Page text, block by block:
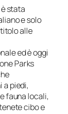
stata
e solo
alle
ed è oggi
Parks
a piedi,
fauna locali,
cibo e